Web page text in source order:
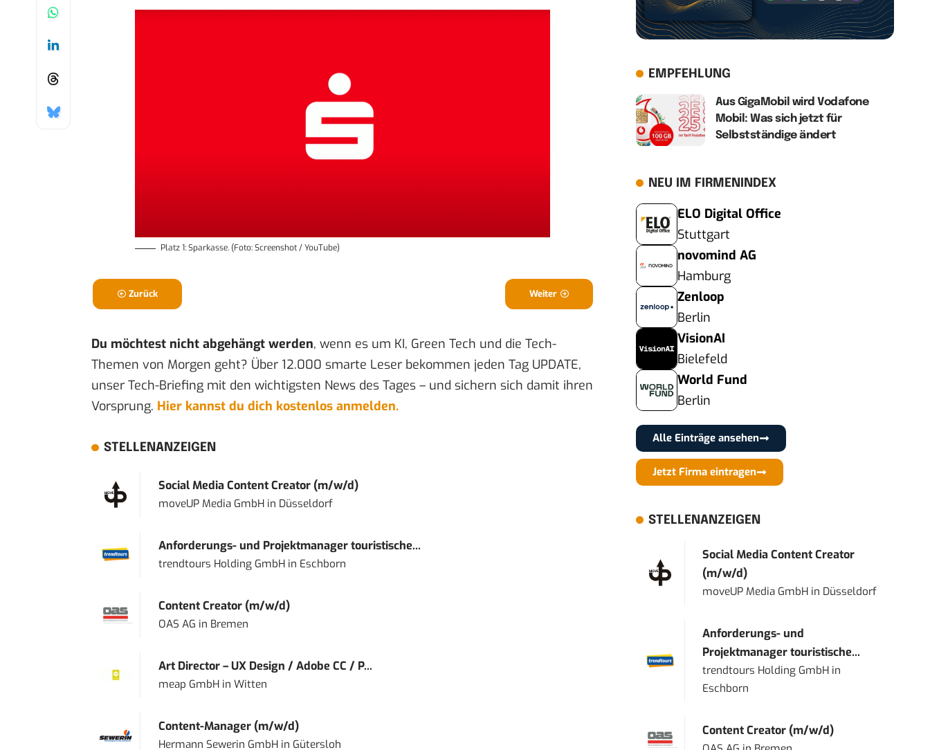
Platz 1: Sparkasse. (Foto: Screenshot / YouTube)
Zurück Weiter
Du möchtest nicht abgehängt werden, wenn es um KI, Green Tech und die Tech-
Themen von Morgen geht? Über 12.000 smarte Leser bekommen jeden Tag UPDATE,
unser Tech-Briefing mit den wichtigsten News des Tages – und sichern sich damit ihren
Vorsprung. Hier kannst du dich kostenlos anmelden.
STELLENANZEIGEN
Social Media Content Creator (m/w/d)
moveUP Media GmbHin Düsseldorf
Anforderungs- und Projektmanager touristische...
trendtours Holding GmbHin Eschborn
Content Creator (m/w/d)
OAS AG in Bremen
Art Director – UX Design / Adobe CC / P...
meap GmbHin Witten
Content-Manager (m/w/d)
Hermann Sewerin GmbHin Gütersloh
EMPFEHLUNG
Aus GigaMobil wird Vodafone
Mobil: Was sich jetzt für
Selbstständige ändert
NEU IM FIRMENINDEX
ELO Digital Office
Stuttgart
novomind AG
Hamburg
Zenloop
Berlin
VisionAI
Bielefeld
World Fund
Berlin
Alle Einträge ansehen
Jetzt Firma eintragen
STELLENANZEIGEN
Social Media Content Creator
(m/w/d)
moveUP Media GmbH in Düsseldorf
Anforderungs- und
Projektmanager touristische...
trendtours Holding GmbH in
Eschborn
Content Creator (m/w/d)